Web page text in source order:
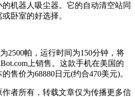
机器人吸尘器。它的自动清空站同
卧室的好选择。
帕，运行时间为150分钟，将
上销售。这款手机在美国的
售价为68880日元(约合470美元)。
者所有，转载文章仅为传播更多信